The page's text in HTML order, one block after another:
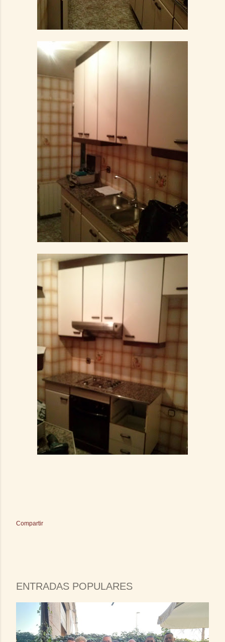
Compartir
ENTRADAS POPULARES